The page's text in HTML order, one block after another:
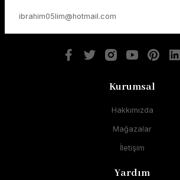
Kurumsal
Hakkımızda
Mağazalar
İletişim
Yardım